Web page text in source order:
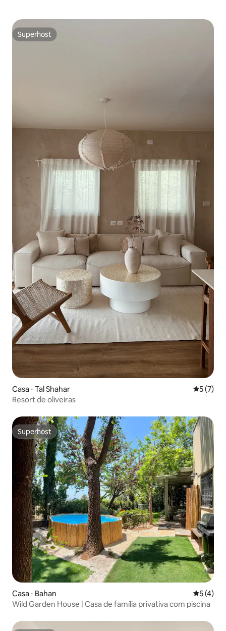
Superhost
Superhost
Casa ⋅ Tal Shahar 5 de
5 (7)
Resort de oliveiras
Superhost
Superhost
Casa ⋅ Bahan 5 de
5 (4)
Wild Garden House | Casa de família privativa com piscina